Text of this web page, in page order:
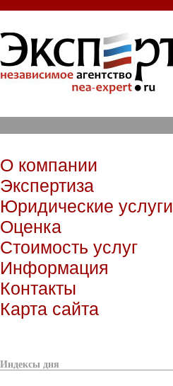
О компании
Экспертиза
Юридические услуги
Оценка
Стоимость услуг
Информация
Контакты
Карта сайта
Индексы дня